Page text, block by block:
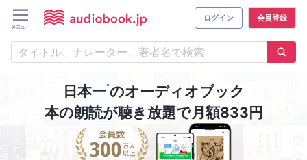
ログイン 会員登録
日本一※のオーディオブック
本の朗読が聴き放題で月額833円